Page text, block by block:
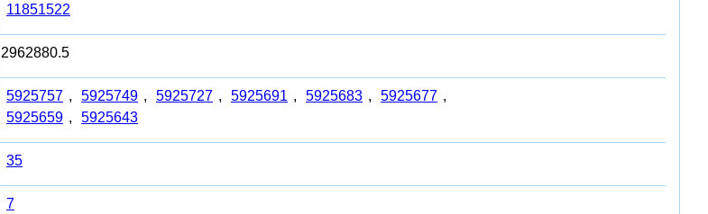
11851522
2962880.5
5925757 , 5925749 , 5925727 , 5925691 , 5925683 , 5925677 ,
5925659 , 5925643
35
7